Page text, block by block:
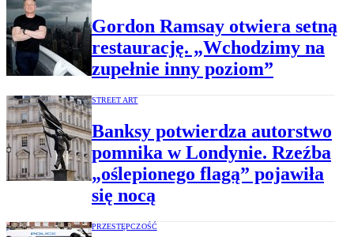
Gordon Ramsay otwiera setną
restaurację. „Wchodzimy na
zupełnie inny poziom”
STREET ART
Banksy potwierdza autorstwo
pomnika w Londynie. Rzeźba
„oślepionego flagą” pojawiła
się nocą
PRZESTĘPCZOŚĆ